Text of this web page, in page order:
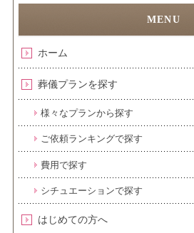
ホーム
葬儀プランを探す
様々なプランから探す
ご依頼ランキングで探す
費用で探す
シチュエーションで探す
はじめての方へ